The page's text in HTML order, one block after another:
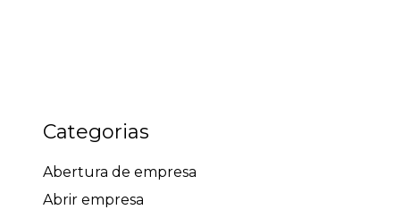
Categorias
Abertura de empresa
Abrir empresa